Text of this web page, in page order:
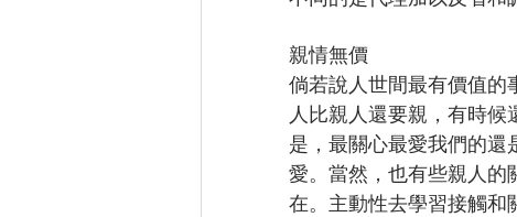
親情無價
倘若說人世間最有價值的
人比親人還要親，有時
是，最關心最愛我們的
愛。當然，也有些親人的
在。主動性去學習接觸和